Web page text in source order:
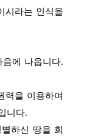
시라는 인식을
에 나옵니다.
력을 이용하여
니다.
하신 땅을 희